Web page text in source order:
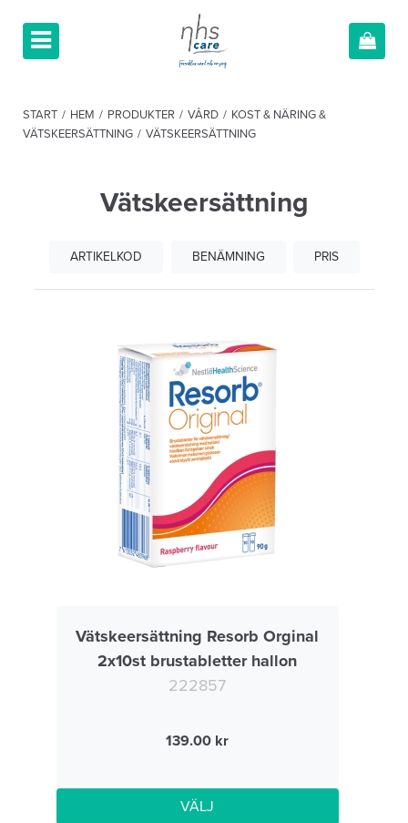
START / HEM / PRODUKTER / VÅRD / KOST & NÄRING &
VÄTSKEERSÄTTNING / VÄTSKEERSÄTTNING
Vätskeersättning
ARTIKELKOD BENÄMNING PRIS
Vätskeersättning Resorb Orginal
2x10st brustabletter hallon
222857
139.00
VÄLJ